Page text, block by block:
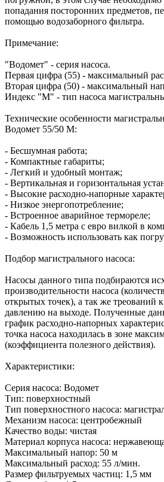
попадания посторонних предметов,
помощью водозаборного фильтра.
Примечание:
"Водомет" - серия насоса.
Первая цифра (55) - максимальный
Вторая цифра (50) - максимальный
Индекс "М" - тип насоса
Технические особенности
Водомет 55/50 М:
- Бесшумная работа;
- Компактные габариты;
- Легкий и удобный монтаж;
- Вертикальная и горизонтальная
- Высокие расходно-напорные
- Низкое энергопотребление;
- Встроенное аварийное термореле;
- Кабель 1,5 метра с евро вилкой в
- Возможность использовать как
Подбор магистрального насоса:
Насосы данного типа подбираются
производительности насоса
открытых точек), а так же треований
давлению на выходе. Полученные
график расходно-напорных
точка насоса находилась в зоне
(коэффициента полезного действия).
Характеристики:
Серия насоса: Водомет
Тип: поверхностный
Тип поверхностного насоса:
Механизм насоса: центробежный
Качество воды: чистая
Материал корпуса насоса:
Максимальный напор: 50 м
Максимальный расход: 55 л/мин.
Размер фильтруемых частиц: 1,5 мм